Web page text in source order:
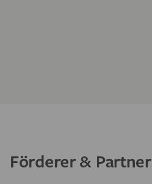
Förderer & Partner